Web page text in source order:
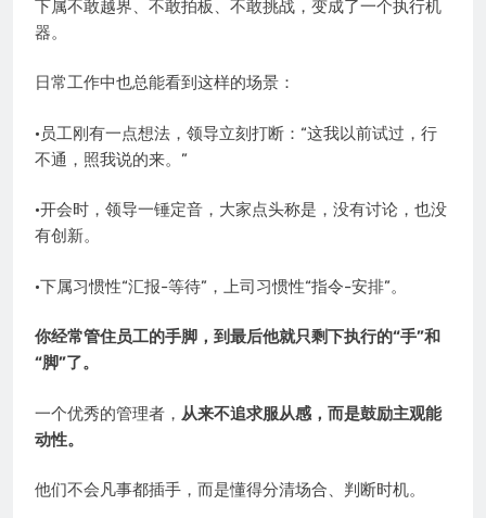
下属不敢越界、不敢拍板、不敢挑战，变成了一个执行机
器。
日常工作中也总能看到这样的场景：
·员工刚有一点想法，领导立刻打断：“这我以前试过，行
不通，照我说的来。”
·开会时，领导一锤定音，大家点头称是，没有讨论，也没
有创新。
·下属习惯性“汇报-等待”，上司习惯性“指令-安排”。
你经常管住员工的手脚，到最后他就只剩下执行的“手”和
“脚”了。
一个优秀的管理者， 从来不追求服从感，而是鼓励主观能
动性。
他们不会凡事都插手，而是懂得分清场合、判断时机。